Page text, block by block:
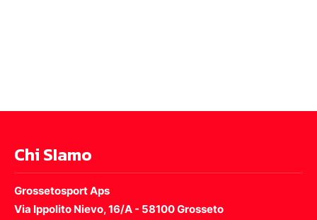
Chi SIamo
Grossetosport Aps
Via Ippolito Nievo, 16/A - 58100 Grosseto